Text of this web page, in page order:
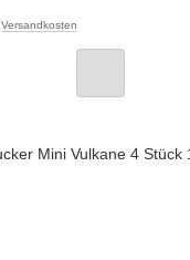
Versandkosten